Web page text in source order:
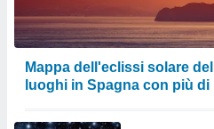
Mappa dell'eclissi solare
luoghi in Spagna con più